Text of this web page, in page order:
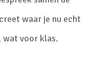
waar je nu echt
wat voor klas.